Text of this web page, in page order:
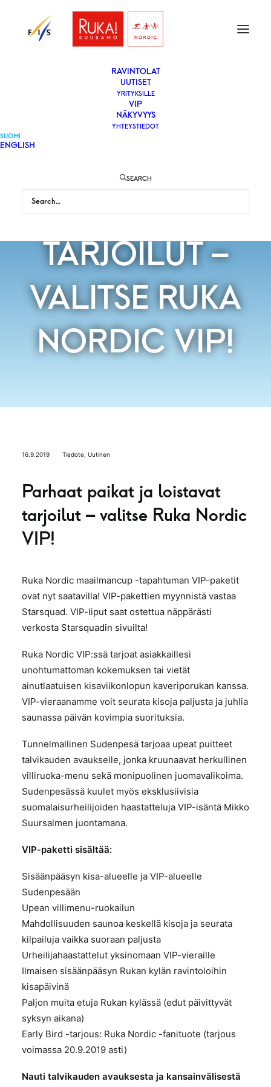
VAPAAEHTOISEKSI
YLEISÖLLE
­RAVINTOLAT
UUTISET
YRITYKSILLE
VIP
NÄKYVYYS
YHTEYSTIEDOT
SUOMI
ENGLISH
SEARCH
PARHAAT
PAIKAT JA
LOISTAVAT
TARJOILUT –
VALITSE RUKA
NORDIC VIP!
16.9.2019 Tiedote Uutinen
Parhaat paikat ja loistavat
tarjoilut – valitse Ruka Nordic
VIP!
Ruka Nordic maailmancup -tapahtuman VIP-paketit
ovat nyt saatavilla! VIP-pakettien myynnistä vastaa
Starsquad. VIP-liput saat ostettua näppärästi
verkosta Starsquadin sivuilta!
Ruka Nordic VIP:ssä tarjoat asiakkaillesi
unohtumattoman kokemuksen tai vietät
ainutlaatuisen kisaviikonlopun kaveriporukan kanssa.
VIP-vieraanamme voit seurata kisoja paljusta ja juhlia
saunassa päivän kovimpia suorituksia.
Tunnelmallinen Sudenpesä tarjoaa upeat puitteet
talvikauden avaukselle, jonka kruunaavat herkullinen
villiruoka-menu sekä monipuolinen juomavalikoima.
Sudenpesässä kuulet myös eksklusiivisia
suomalaisurheilijoiden haastatteluja VIP-isäntä Mikko
Suursalmen juontamana.
VIP-paketti sisältää:
Sisäänpääsyn kisa-alueelle ja VIP-alueelle
Sudenpesään
Upean villimenu-ruokailun
Mahdollisuuden saunoa keskellä kisoja ja seurata
kilpailuja vaikka suoraan paljusta
Urheilijahaastattelut yksinomaan VIP-vieraille
Ilmaisen sisäänpääsyn Rukan kylän ravintoloihin
kisapäivinä
Paljon muita etuja Rukan kylässä (edut päivittyvät
syksyn aikana)
Early Bird -tarjous: Ruka Nordic -fanituote (tarjous
voimassa 20.9.2019 asti)
Nauti talvikauden avauksesta ja kansainvälisestä